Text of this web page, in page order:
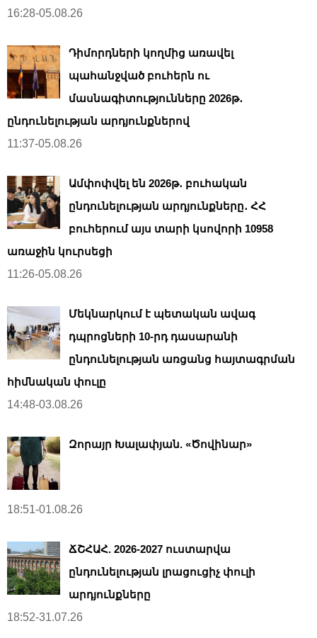
16:28-05.08.26
Դիմորդների կողմից առավել
պահանջված բուհերն ու
մասնագիտությունները 2026թ․
ընդունելության արդյունքներով
11:37-05.08.26
Ամփոփվել են 2026թ․ բուհական
ընդունելության արդյունքները․ ՀՀ
բուհերում այս տարի կսովորի 10958
առաջին կուրսեցի
11:26-05.08.26
Մեկնարկում է պետական ավագ
դպրոցների 10-րդ դասարանի
ընդունելության առցանց հայտագրման
հիմնական փուլը
14:48-03.08.26
Զորայր Խալափյան. «Ծովինար»
18:51-01.08.26
ՃՇՀԱՀ. 2026-2027 ուստարվա
ընդունելության լրացուցիչ փուլի
արդյունքները
18:52-31.07.26